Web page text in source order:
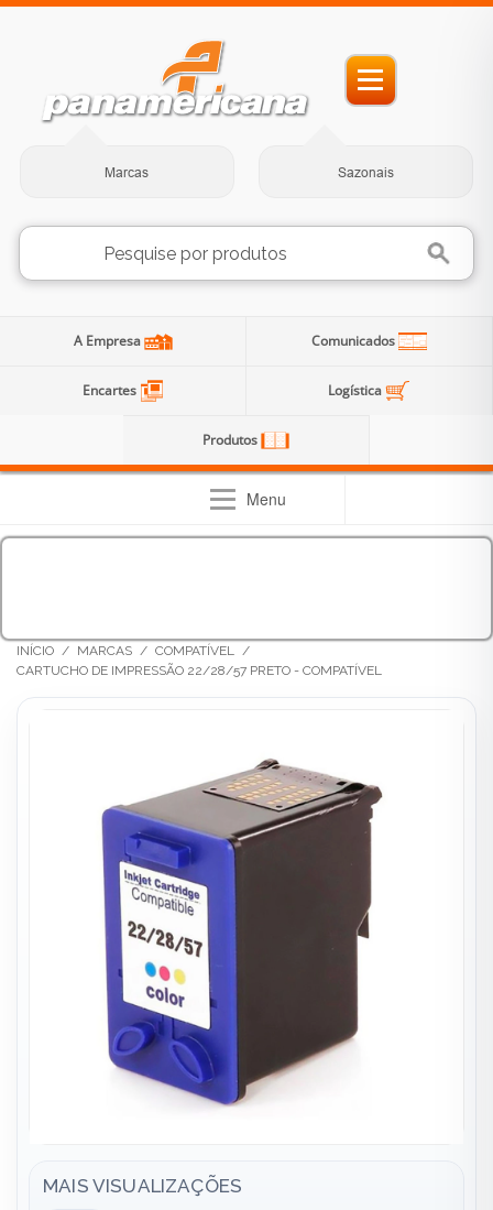
Marcas Sazonais
A Empresa Comunicados
Encartes Logística
Produtos
Menu
INÍCIO / MARCAS / COMPATÍVEL /
CARTUCHO DE IMPRESSÃO 22/28/57 PRETO - COMPATÍVEL
MAIS VISUALIZAÇÕES